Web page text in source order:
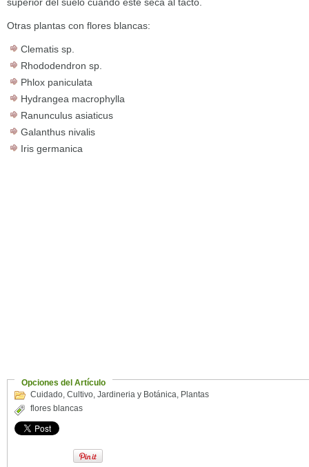
Otras plantas con flores blancas:
Clematis sp.
Rhododendron sp.
Phlox paniculata
Hydrangea macrophylla
Ranunculus asiaticus
Galanthus nivalis
Iris germanica
Opciones del Artículo
Cuidado, Cultivo, Jardineria y Botánica, Plantas
flores blancas